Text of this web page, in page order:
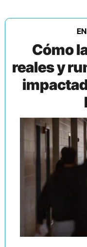
Cómo
reales y